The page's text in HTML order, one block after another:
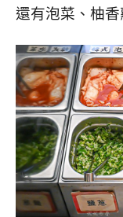
還有泡菜、柚